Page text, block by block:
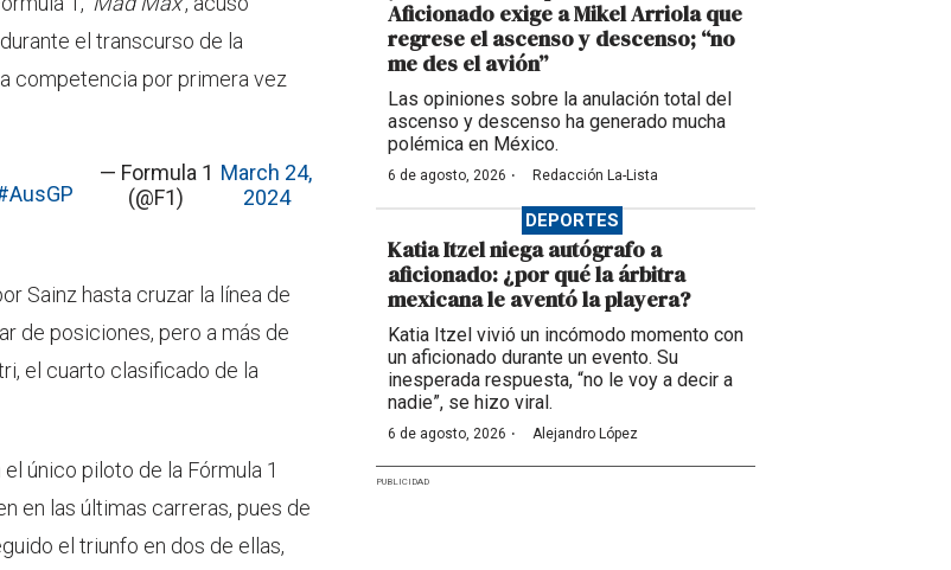
el transcurso de la
competencia por primera vez
— Formula 1
(@F1)
March 24,
2024
Sainz hasta cruzar la línea de
de posiciones, pero a más de
el cuarto clasificado de la
único piloto de la Fórmula 1
en las últimas carreras, pues de
el triunfo en dos de ellas,
Aficionado exige a Mikel Arriola que
regrese el ascenso y descenso; “no
me des el avión”
Las opiniones sobre la anulación total del
ascenso y descenso ha generado mucha
polémica en México.
6 de agosto, 2026 · Redacción La-Lista
DEPORTES
Katia Itzel niega autógrafo a
aficionado: ¿por qué la árbitra
mexicana le aventó la playera?
Katia Itzel vivió un incómodo momento con
un aficionado durante un evento. Su
inesperada respuesta, “no le voy a decir a
nadie”, se hizo viral.
6 de agosto, 2026 · Alejandro López
PUBLICIDAD